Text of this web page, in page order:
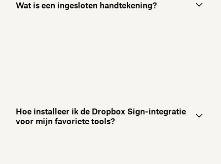
Wat is een ingesloten handtekening?
Hoe installeer ik de Dropbox Sign-integratie
voor mijn favoriete tools?